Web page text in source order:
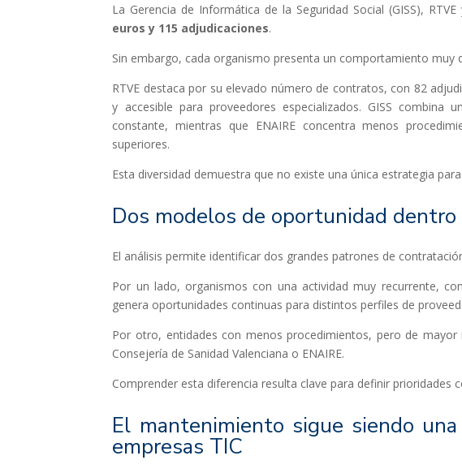
La Gerencia de Informática de la Seguridad Social (GISS),
euros y 115 adjudicaciones.
Sin embargo, cada organismo presenta un comportamiento muy
RTVE destaca por su elevado número de contratos, con 82
y accesible para proveedores especializados. GISS
constante, mientras que ENAIRE concentra menos
superiores.
Esta diversidad demuestra que no existe una única estrategia
Dos modelos de oportunidad
El análisis permite identificar dos grandes patrones de
Por un lado, organismos con una actividad muy recurrente,
genera oportunidades continuas para distintos perfiles de
Por otro, entidades con menos procedimientos, pero de
Consejería de Sanidad Valenciana o ENAIRE.
Comprender esta diferencia resulta clave para definir prioridades
El mantenimiento sigue siendo
empresas TIC